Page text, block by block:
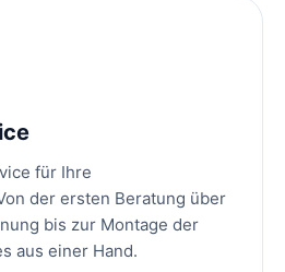
für Ihre
der ersten Beratung über
bis zur Montage der
aus einer Hand.